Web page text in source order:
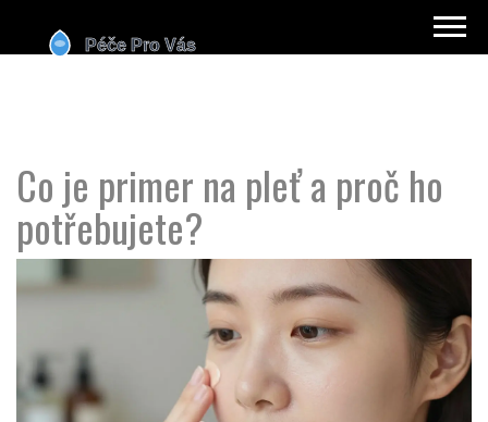
Co je primer na pleť a proč ho
potřebujete?